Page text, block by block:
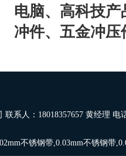
电脑、高科技
冲件、五金冲
系人：18018357657 黄经理
不锈钢带,0.03mm不锈钢带,